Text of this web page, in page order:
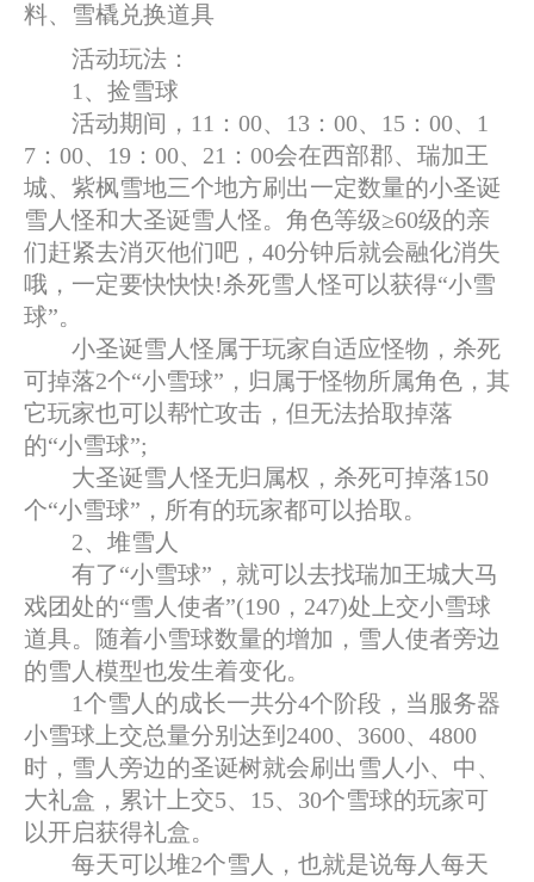
料、雪橇兑换道具
活动玩法：
1、捡雪球
活动期间，11：00、13：00、15：00、1
7：00、19：00、21：00会在西部郡、瑞加王
城、紫枫雪地三个地方刷出一定数量的小圣诞
雪人怪和大圣诞雪人怪。角色等级≥60级的亲
们赶紧去消灭他们吧，40分钟后就会融化消失
哦，一定要快快快!杀死雪人怪可以获得“小雪
球”。
小圣诞雪人怪属于玩家自适应怪物，杀死
可掉落2个“小雪球”，归属于怪物所属角色，其
它玩家也可以帮忙攻击，但无法拾取掉落
的“小雪球”;
大圣诞雪人怪无归属权，杀死可掉落150
个“小雪球”，所有的玩家都可以拾取。
2、堆雪人
有了“小雪球”，就可以去找瑞加王城大马
戏团处的“雪人使者”(190，247)处上交小雪球
道具。随着小雪球数量的增加，雪人使者旁边
的雪人模型也发生着变化。
1个雪人的成长一共分4个阶段，当服务器
小雪球上交总量分别达到2400、3600、4800
时，雪人旁边的圣诞树就会刷出雪人小、中、
大礼盒，累计上交5、15、30个雪球的玩家可
以开启获得礼盒。
每天可以堆2个雪人，也就是说每人每天